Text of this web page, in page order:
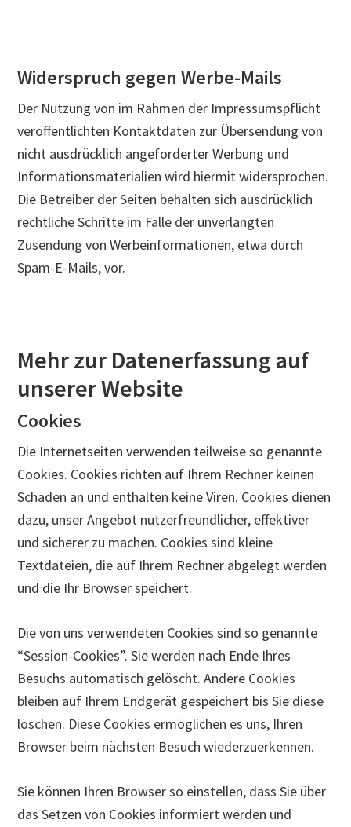
Widerspruch gegen Werbe-Mails
Der Nutzung von im Rahmen der Impressumspflicht
veröffentlichten Kontaktdaten zur Übersendung von
nicht ausdrücklich angeforderter Werbung und
Informationsmaterialien wird hiermit widersprochen.
Die Betreiber der Seiten behalten sich ausdrücklich
rechtliche Schritte im Falle der unverlangten
Zusendung von Werbeinformationen, etwa durch
Spam-E-Mails, vor.
Mehr zur Datenerfassung auf
unserer Website
Cookies
Die Internetseiten verwenden teilweise so genannte
Cookies. Cookies richten auf Ihrem Rechner keinen
Schaden an und enthalten keine Viren. Cookies dienen
dazu, unser Angebot nutzerfreundlicher, effektiver
und sicherer zu machen. Cookies sind kleine
Textdateien, die auf Ihrem Rechner abgelegt werden
und die Ihr Browser speichert.
Die von uns verwendeten Cookies sind so genannte
“Session-Cookies”. Sie werden nach Ende Ihres
Besuchs automatisch gelöscht. Andere Cookies
bleiben auf Ihrem Endgerät gespeichert bis Sie diese
löschen. Diese Cookies ermöglichen es uns, Ihren
Browser beim nächsten Besuch wiederzuerkennen.
Sie können Ihren Browser so einstellen, dass Sie über
das Setzen von Cookies informiert werden und